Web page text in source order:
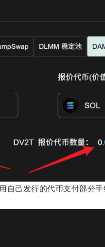
己发行的代币支付部分